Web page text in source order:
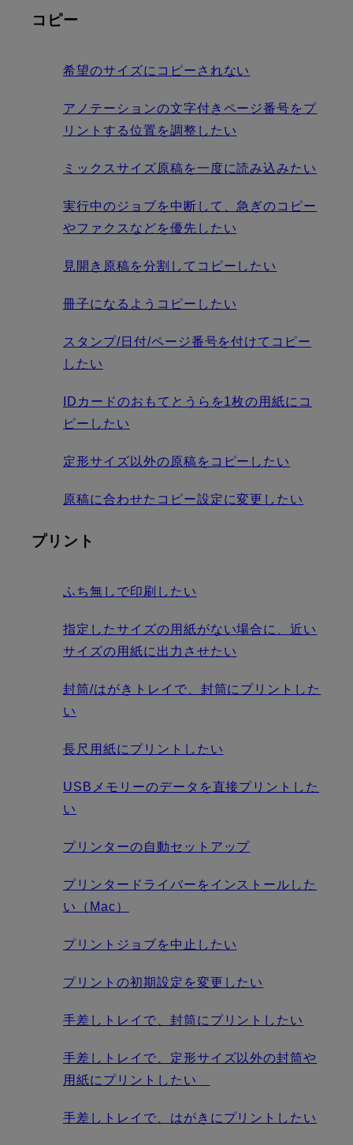
コピー
希望のサイズにコピーされない
アノテーションの文字付きページ番号をプ
リントする位置を調整したい
ミックスサイズ原稿を一度に読み込みたい
実行中のジョブを中断して、急ぎのコピー
やファクスなどを優先したい
見開き原稿を分割してコピーしたい
冊子になるようコピーしたい
スタンプ/日付/ページ番号を付けてコピー
したい
IDカードのおもてとうらを1枚の用紙にコ
ピーしたい
定形サイズ以外の原稿をコピーしたい
原稿に合わせたコピー設定に変更したい
プリント
ふち無しで印刷したい
指定したサイズの用紙がない場合に、近い
サイズの用紙に出力させたい
封筒/はがきトレイで、封筒にプリントした
い
長尺用紙にプリントしたい
USBメモリーのデータを直接プリントした
い
プリンターの自動セットアップ
プリンタードライバーをインストールした
い（Mac）
プリントジョブを中止したい
プリントの初期設定を変更したい
手差しトレイで、封筒にプリントしたい
手差しトレイで、定形サイズ以外の封筒や
用紙にプリントしたい
手差しトレイで、はがきにプリントしたい